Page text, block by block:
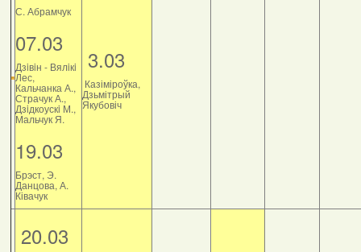
С. Абрамчук
07.03
Дзiвiн - Вялiкi
Лес,
Кальчанка А.,
Страчук А.,
Дзiдкоускi М.,
Мальчук Я.
19.03
Брэст, Э.
Данцова, А.
Ківачук
3.03
Казіміроўка,
Дзьмітрый
Якубовіч
20.03